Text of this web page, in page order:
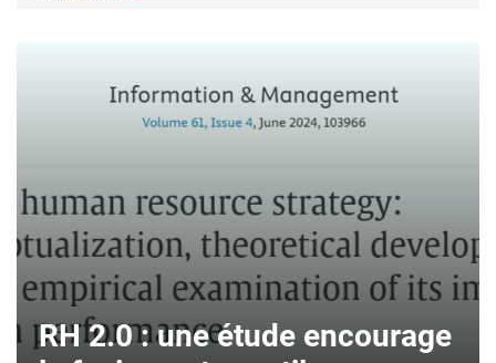
RH 2.0 : une étude encourage